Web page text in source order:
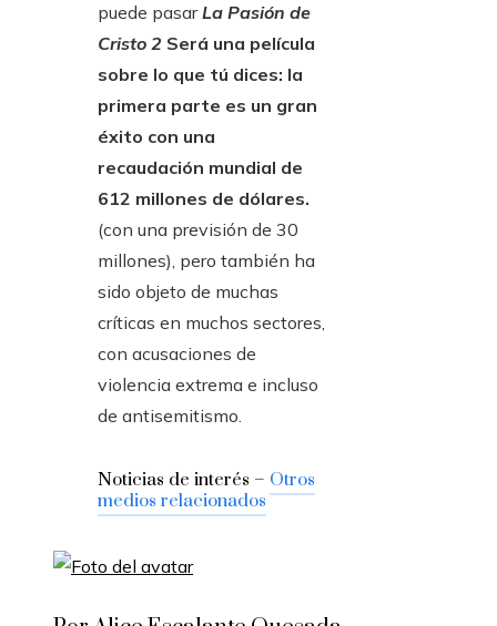
puede pasarLa Pasión de
Cristo 2 Será una película
sobre lo que tú dices: la
primera parte es un gran
éxito con una
recaudación mundial de
612 millones de dólares.
(con una previsión de 30
millones), pero también ha
sido objeto de muchas
críticas en muchos sectores,
con acusaciones de
violencia extrema e incluso
de antisemitismo.
Noticias de interés – Otros
medios relacionados